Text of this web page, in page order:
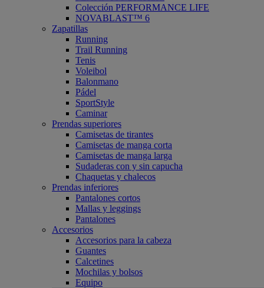
Colección PERFORMANCE LIFE
NOVABLAST™ 6
Zapatillas
Running
Trail Running
Tenis
Voleibol
Balonmano
Pádel
SportStyle
Caminar
Prendas superiores
Camisetas de tirantes
Camisetas de manga corta
Camisetas de manga larga
Sudaderas con y sin capucha
Chaquetas y chalecos
Prendas inferiores
Pantalones cortos
Mallas y leggings
Pantalones
Accesorios
Accesorios para la cabeza
Guantes
Calcetines
Mochilas y bolsos
Equipo